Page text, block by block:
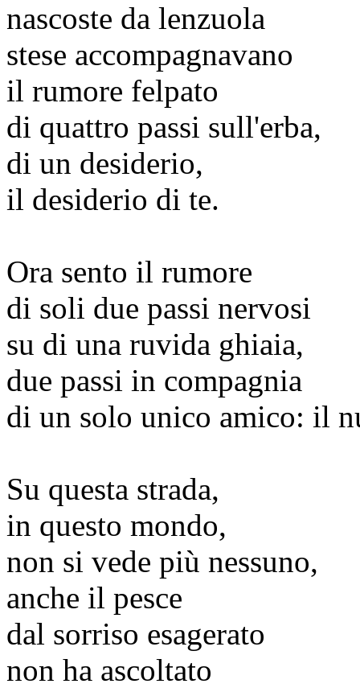
nascoste da lenzuola
stese accompagnavano
il rumore felpato
di quattro passi sull'erba,
di un desiderio,
il desiderio di te.
Ora sento il rumore
di soli due passi nervosi
su di una ruvida ghiaia,
due passi in compagnia
di un solo unico amico: il
Su questa strada,
in questo mondo,
non si vede più nessuno,
anche il pesce
dal sorriso esagerato
non ha ascoltato